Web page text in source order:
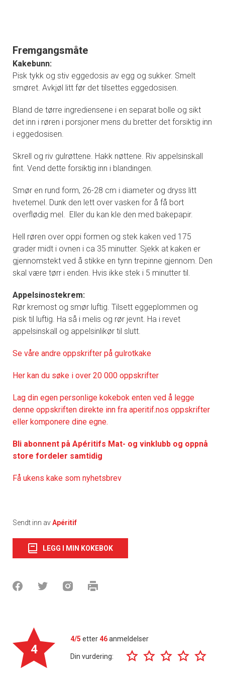
Fremgangsmåte
Kakebunn:
Pisk tykk og stiv eggedosis av egg og sukker. Smelt
smøret. Avkjøl litt før det tilsettes eggedosisen.
Bland de tørre ingrediensene i en separat bolle og sikt
det inn i røren i porsjoner mens du bretter det forsiktig inn
i eggedosisen.
Skrell og riv gulrøttene. Hakk nøttene. Riv appelsinskall
fint. Vend dette forsiktig inn i blandingen.
Smør en rund form, 26-28 cm i diameter og dryss litt
hvetemel. Dunk den lett over vasken for å få bort
overflødig mel. Eller du kan kle den med bakepapir.
Hell røren over oppi formen og stek kaken ved 175
grader midt i ovnen i ca 35 minutter. Sjekk at kaken er
gjennomstekt ved å stikke en tynn trepinne gjennom. Den
skal være tørr i enden. Hvis ikke stek i 5 minutter til.
Appelsinostekrem:
Rør kremost og smør luftig. Tilsett eggeplommen og
pisk til luftig. Ha så i melis og rør jevnt. Ha i revet
appelsinskall og appelsinlikør til slutt.
Se våre andre oppskrifter på gulrotkake
Her kan du søke i over 20 000 oppskrifter
Lag din egen personlige kokebok enten ved å legge
denne oppskriften direkte inn fra aperitif.nos oppskrifter
eller komponere dine egne.
Bli abonnent på Apéritifs Mat- og vinklubb og oppnå
store fordeler samtidig
Få ukens kake som nyhetsbrev
Sendt inn avApéritif
LEGG I MIN KOKEBOK
4
4/5 etter46anmeldelser
Din vurdering: